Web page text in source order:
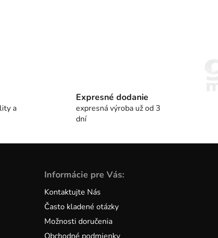
a
Expresné dodanie
expresná výroba už od 3
dní
Informácie pre Vás:
Kontaktujte Nás
Často kladené otázky
Možnosti doručenia